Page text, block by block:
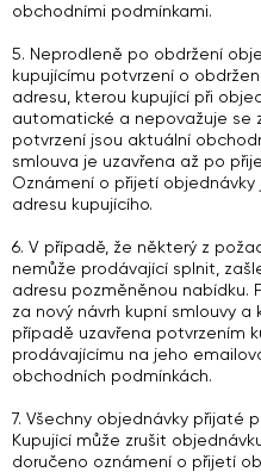
obchodními podmínkami.
5. Neprodleně po obdržení
kupujícímu potvrzení o
adresu, kterou kupující při
automatické a nepovažuje se
potvrzení jsou aktuální
smlouva je uzavřena až po
Oznámení o přijetí
adresu kupujícího.
6. V případě, že některý z
nemůže prodávající splnit,
adresu pozměněnou nabídku.
za nový návrh kupní smlouvy
případě uzavřena potvrzením
prodávajícímu na jeho
obchodních podmínkách.
7. Všechny objednávky přijaté
Kupující může zrušit
doručeno oznámení o přijetí